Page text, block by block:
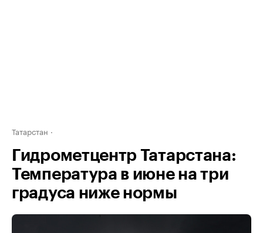
Татарстан
Гидрометцентр Татарстана:
Температура в июне на три
градуса ниже нормы